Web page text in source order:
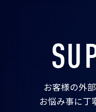
お客様の外
お悩み事に丁